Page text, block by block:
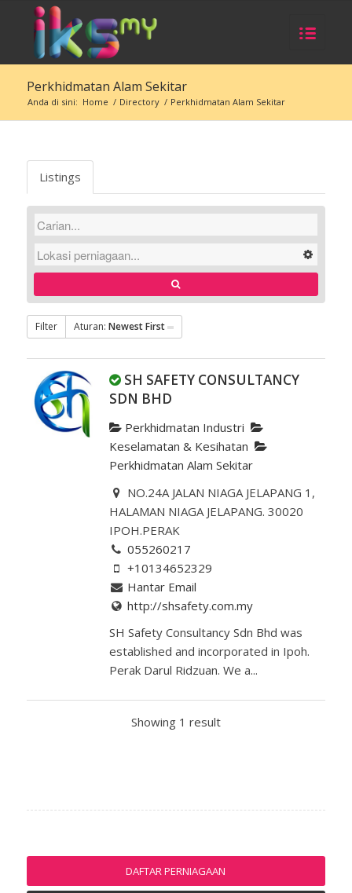
Perkhidmatan Alam Sekitar
Anda di sini: Home / Directory / Perkhidmatan Alam Sekitar
Listings
Filter Aturan: Newest First
SH SAFETY CONSULTANCY
SDN BHD
Perkhidmatan Industri
Keselamatan & Kesihatan
Perkhidmatan Alam Sekitar
NO.24A JALAN NIAGA JELAPANG 1,
HALAMAN NIAGA JELAPANG. 30020
IPOH.PERAK
055260217
+10134652329
Hantar Email
http://shsafety.com.my
SH Safety Consultancy Sdn Bhd was
established and incorporated in Ipoh.
Perak Darul Ridzuan. We a...
Showing 1 result
DAFTAR PERNIAGAAN